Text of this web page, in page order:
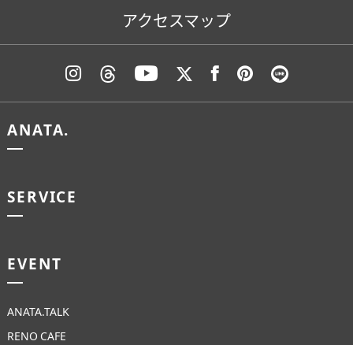
アクセスマップ
ANATA.
SERVICE
EVENT
ANATA.TALK
RENO CAFE